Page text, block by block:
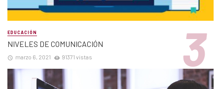
EDUCACIÓN
NIVELES DE COMUNICACIÓN
marzo 6, 2021 91371 vistas